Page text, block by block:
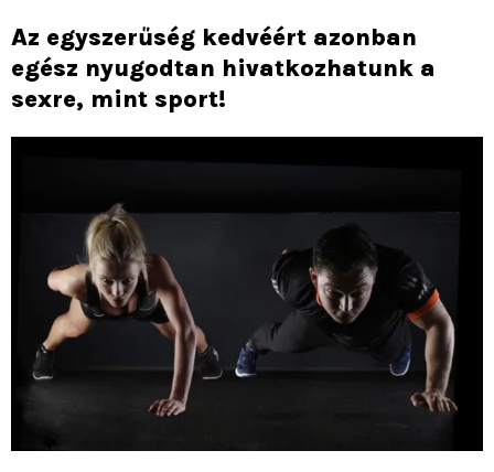
Az egyszerűség kedvéért azonban
egész nyugodtan hivatkozhatunk a
sexre, mint sport!